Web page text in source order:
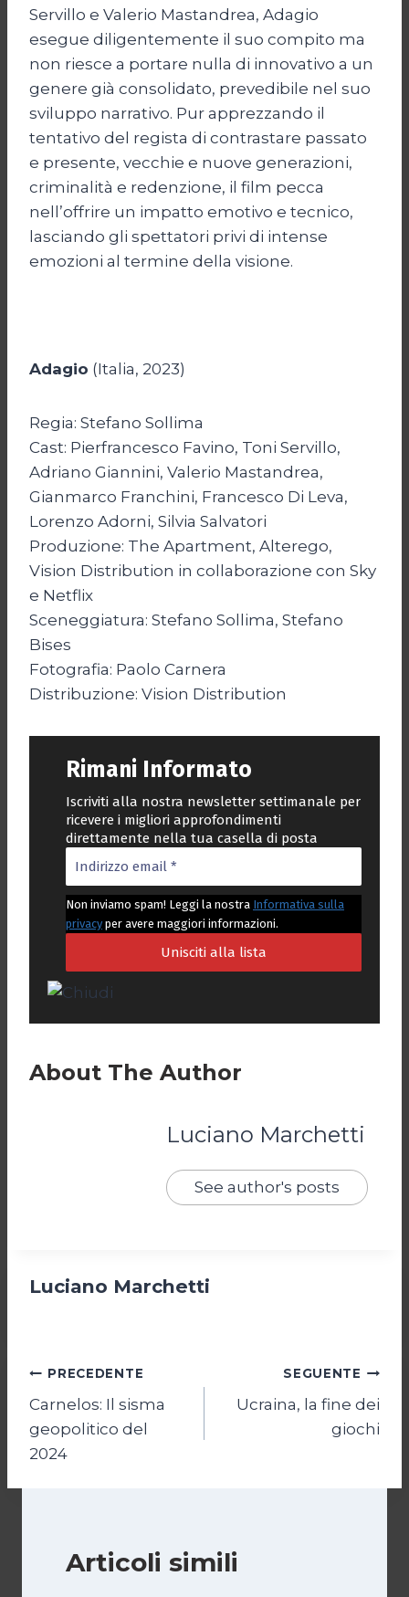
Servillo e Valerio Mastandrea, Adagio
esegue diligentemente il suo compito ma
non riesce a portare nulla di innovativo a un
genere già consolidato, prevedibile nel suo
sviluppo narrativo. Pur apprezzando il
tentativo del regista di contrastare passato
e presente, vecchie e nuove generazioni,
criminalità e redenzione, il film pecca
nell’offrire un impatto emotivo e tecnico,
lasciando gli spettatori privi di intense
emozioni al termine della visione.
Adagio (Italia, 2023)
Regia: Stefano Sollima
Cast: Pierfrancesco Favino, Toni Servillo,
Adriano Giannini, Valerio Mastandrea,
Gianmarco Franchini, Francesco Di Leva,
Lorenzo Adorni, Silvia Salvatori
Produzione: The Apartment, Alterego,
Vision Distribution in collaborazione con Sky
e Netflix
Sceneggiatura: Stefano Sollima, Stefano
Bises
Fotografia: Paolo Carnera
Distribuzione: Vision Distribution
Rimani Informato
Iscriviti alla nostra newsletter settimanale per
ricevere i migliori approfondimenti
direttamente nella tua casella di posta
Non inviamo spam! Leggi la nostra Informativa sulla
privacy per avere maggiori informazioni.
About The Author
Luciano Marchetti
See author's posts
Luciano Marchetti
Navigazione
articoli
PRECEDENTE
Carnelos: Il sisma
geopolitico del
2024
SEGUENTE
Ucraina, la fine dei
giochi
Articoli simili